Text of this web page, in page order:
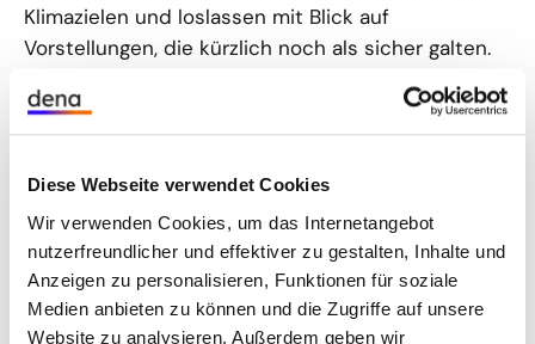
Diese Webseite verwendet Cookies
Wir verwenden Cookies, um das Internetangebot
nutzerfreundlicher und effektiver zu gestalten, Inhalte und
Anzeigen zu personalisieren, Funktionen für soziale
Medien anbieten zu können und die Zugriffe auf unsere
Website zu analysieren. Außerdem geben wir
Klimazielen und loslassen mit Blick auf
Vorstellungen, die kürzlich noch als sicher galten.
könne einen exakten Plan geben für den Weg zur
Klimaneutralität. Versorgungssicherheit,
Energieeffizienz, die Wasserstoffstrategie, aber
Skalierbarkeit von innovativen Klimatechnologien
und vieles mehr muss neu überlegt werden.
Der Prognose-Bericht des UBA kann als Weckruf